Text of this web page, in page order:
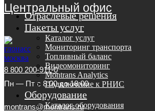
Центральный офис
8 800 200-911-0
Пн — Пт с 8:00 до 18:00
montrans@montrans.ru
Отраслевые решения
Пакеты услуг
Каталог услуг
Мониторинг транспорта
Топливный баланс
Видеомониторинг
Montrans Analytics
Подключение к РНИС
Оборудование
Каталог оборудования